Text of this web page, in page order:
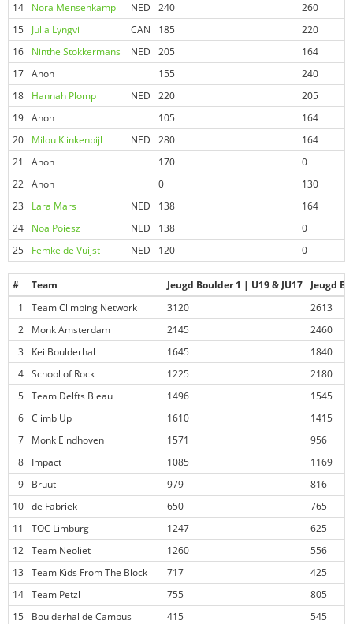
14
Nora Mensenkamp NED 240
260
15
Julia Lyngvi CAN 185
220
16
Ninthe Stokkermans NED 205
164
17 Anon 155
240
18
Hannah Plomp NED 220
205
19 Anon 105
164
20
Milou Klinkenbijl NED 280
164
21
Anon 170
0
22 Anon 0
130
23
Lara Mars NED 138
164
24
Noa Poiesz NED 138
0
25
Femke de Vuijst NED 120 0
# Team Jeugd Boulder 1 | U19 & JU17
Jeugd
1
Team Climbing Network 3120
2613
2
Monk Amsterdam 2145
2460
3
Kei Boulderhal 1645
1840
4 School of Rock 1225
2180
5 Team Delfts Bleau 1496
1545
6 Climb Up 1610
1415
7
Monk Eindhoven 1571
956
8
Impact 1085
1169
9
Bruut 979
816
10 de Fabriek 650
765
11
TOC Limburg 1247
625
12 Team Neoliet 1260
556
13
Team Kids From The Block 717
425
14 Team Petzl 755
805
15
Boulderhal de Campus 415
545